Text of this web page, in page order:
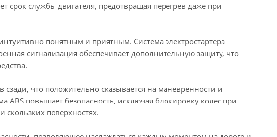
срок службы двигателя, предотвращая перегрев даже при
понятным и приятным. Система электростартера
сигнализация обеспечивает дополнительную защиту, что
что положительно сказывается на маневренности и
ABS повышает безопасность, исключая блокировку колес при
поверхностях.